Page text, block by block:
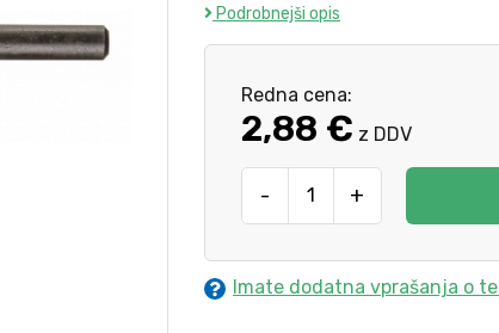
Podrobnejši opis
Redna cena:
2,88 € z DDV
- +
Imate dodatna vprašanja o